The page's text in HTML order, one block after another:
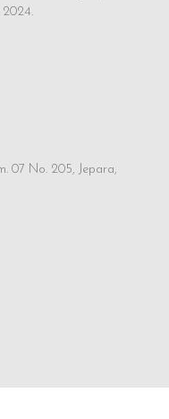
2024.
07 No. 205, Jepara,